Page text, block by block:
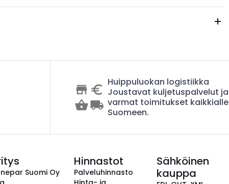
Huippuluokan logistiikka
Joustavat kuljetuspalvelut ja
varmat toimitukset kaikkialle
Suomeen.
Suomi Oy
Hinnastot
Palveluhinnasto
Sähköinen
kauppa